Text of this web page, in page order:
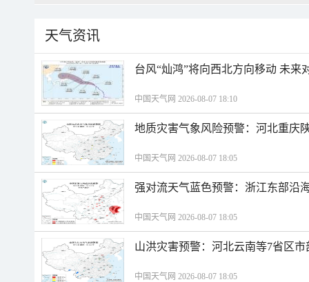
天气资讯
台风“灿鸿”将向西北方向移动 未来
中国天气网 2026-08-07 18:10
地质灾害气象风险预警：河北重庆
中国天气网 2026-08-07 18:05
强对流天气蓝色预警：浙江东部沿
中国天气网 2026-08-07 18:05
山洪灾害预警：河北云南等7省区
中国天气网 2026-08-07 18:05